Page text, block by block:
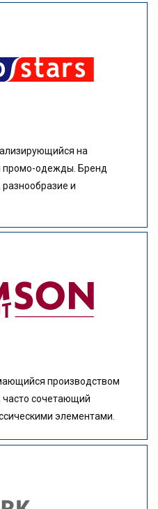
на
промо-одежды. Бренд
разнообразие и
производством
сочетающий
элементами.